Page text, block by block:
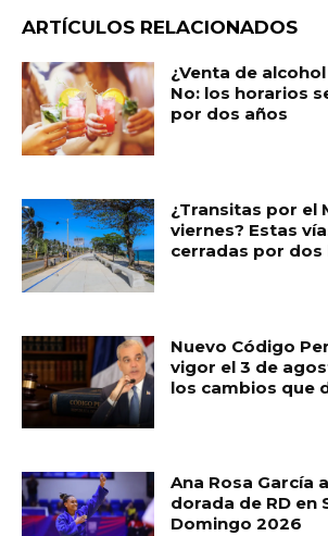
c
e
b
o
o
k
a
ts
A
p
p
ai
l
m
p
ar
ti
ARTÍCULOS RELACIONADOS
¿Venta de
No: los horarios
por dos años
¿Transitas por el
viernes? Estas
cerradas por dos
Nuevo Código
vigor el 3 de
los cambios que
Ana Rosa García
dorada de RD en
Domingo 2026